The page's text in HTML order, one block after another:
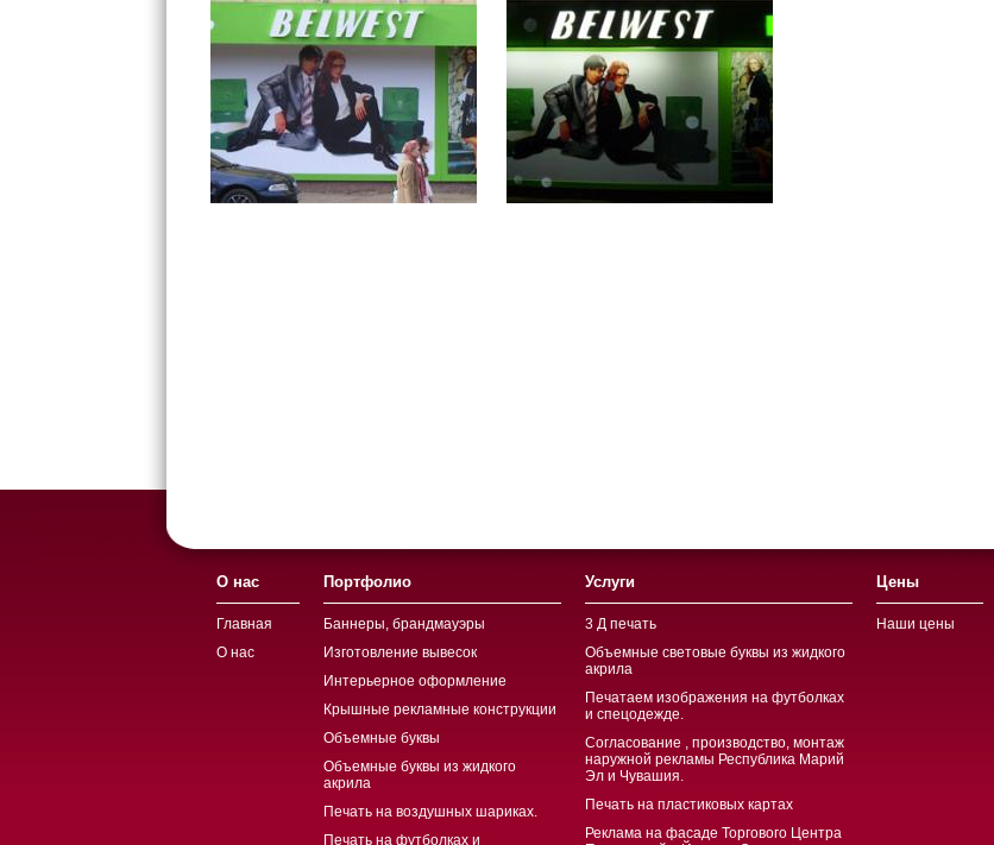
О нас
Главная
О нас
Портфолио
Баннеры, брандмауэры
Изготовление вывесок
Интерьерное оформление
Крышные рекламные конструкции
Объемные буквы
Объемные буквы из жидкого
акрила
Печать на воздушных шариках.
Печать на футболках и
Услуги
3 Д печать
Объемные световые буквы из жидкого
акрила
Печатаем изображения на футболках
и спецодежде.
Согласование , производство, монтаж
наружной рекламы Республика Марий
Эл и Чувашия.
Печать на пластиковых картах
Реклама на фасаде Торгового Центра
Цены
Наши цены